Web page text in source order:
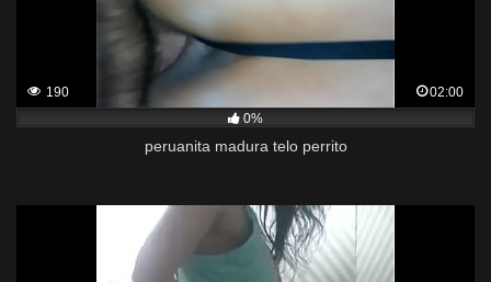
190
02:00
0%
peruanita madura telo perrito